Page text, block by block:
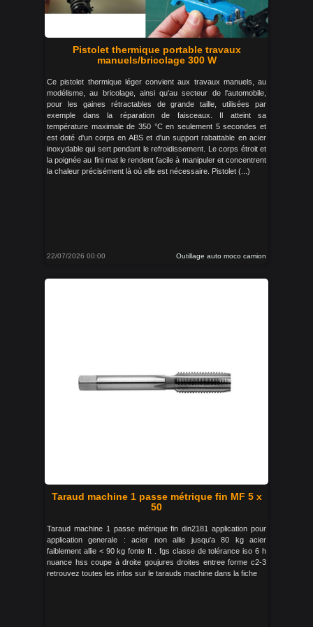
Pistolet thermique portable travaux
manuels/bricolage 300 W
Ce pistolet thermique léger convient aux travaux manuels, au
modélisme, au bricolage, ainsi qu'au secteur de l'automobile,
pour les gaines rétractables de grande taille, utilisées par
exemple dans la réparation de faisceaux. Il atteint sa
température maximale de 350 °C en seulement 5 secondes et
est doté d'un corps en ABS et d'un support rabattable en acier
inoxydable qui sert pendant le refroidissement. Le corps étroit et
la poignée au fini mat le rendent facile à manipuler et concentrent
la chaleur précisément là où elle est nécessaire. Pistolet (...)
22/07/2026 00:00 Outillage auto moco camion
Taraud machine 1 passe métrique fin MF 5 x
50
Taraud machine 1 passe métrique fin din2181 application pour
application generale : acier non allie jusqu'a 80 kg acier
faiblement allie < 90 kg fonte ft . fgs classe de tolérance iso 6 h
nuance hss coupe à droite goujures droites entree forme c2-3
retrouvez toutes les infos sur le tarauds machine dans la fiche